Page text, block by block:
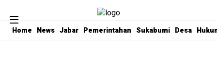
Home News Jabar Pemerintahan Sukabumi Desa